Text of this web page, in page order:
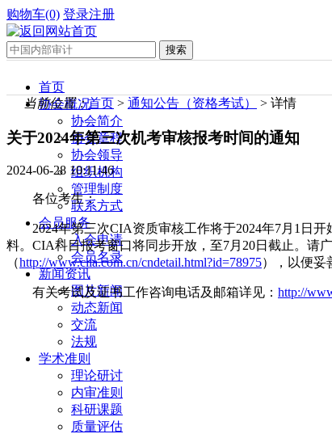
购物车(0) 登录注册
首页
协会概况
协会简介
协会章程
协会领导
组织机构
管理制度
联系方式
会员服务
入会申请
会员名录
新闻资讯
图片新闻
动态新闻
交流
法规
学术准则
理论研讨
内审准则
科研课题
质量评估
当前位置：首页 > 通知公告（资格考试） > 详情
关于2024年第三次机考审核报考时间的通知
2024-06-28 10:11:46
各位考生：
2024年第三次CIA资质审核工作将于2024年7月1日
料。CIA科目报考窗口将同步开放，至7月20日截止。请
（http://www.ciia.com.cn/cndetail.html?id=78975），以便妥
有关考试及证书工作咨询电话及邮箱详见： http://